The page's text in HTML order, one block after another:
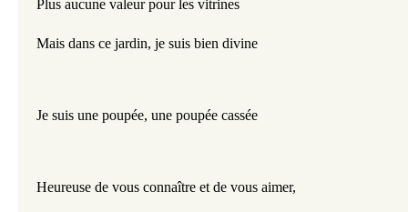
Plus aucune valeur pour les vitrines
Mais dans ce jardin, je suis bien divine
Je suis une poupée, une poupée cassée
Heureuse de vous connaître et de vous aimer,